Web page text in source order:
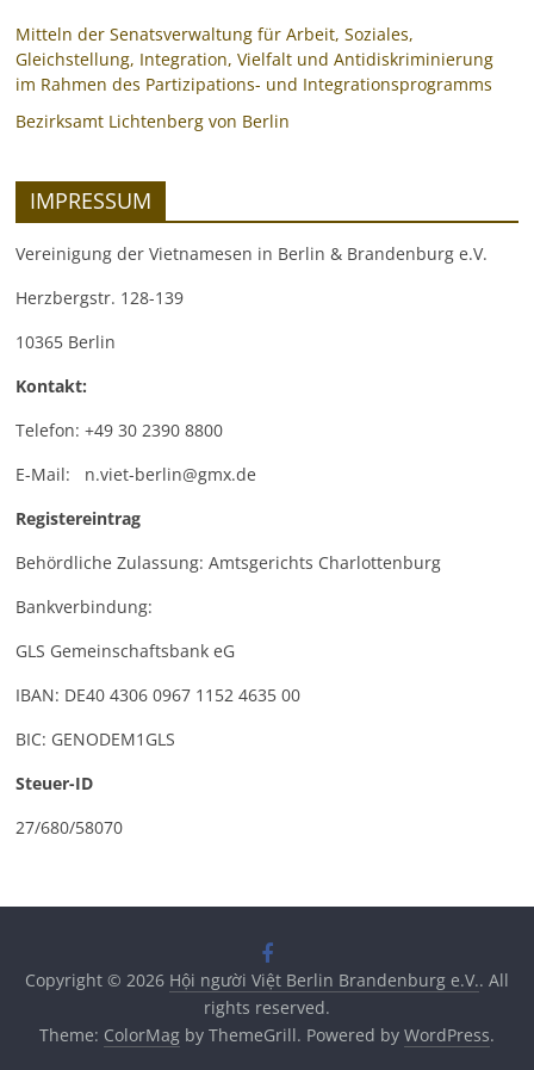
Mitteln der Senatsverwaltung für Arbeit, Soziales,
Gleichstellung, Integration, Vielfalt und Antidiskriminierung
im Rahmen des Partizipations- und Integrationsprogramms
Bezirksamt Lichtenberg von Berlin
IMPRESSUM
Vereinigung der Vietnamesen in Berlin & Brandenburg e.V.
Herzbergstr. 128-139
10365 Berlin
Kontakt:
Telefon: +49 30 2390 8800
E-Mail: n.viet-berlin@gmx.de
Registereintrag
Behördliche Zulassung: Amtsgerichts Charlottenburg
Bankverbindung:
GLS Gemeinschaftsbank eG
IBAN: DE40 4306 0967 1152 4635 00
BIC: GENODEM1GLS
Steuer-ID
27/680/58070
Copyright © 2026 Hội người Việt Berlin Brandenburg e.V.. All
rights reserved.
Theme: ColorMagby ThemeGrill. Powered by WordPress.